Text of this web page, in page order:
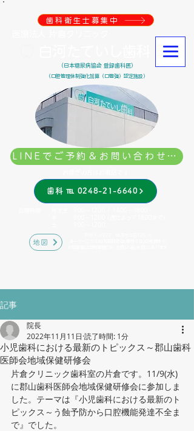
歯科衛生士募集中
（日本糖尿病協会 登録歯科医）
（口腔管理体制強化加算（口管強）認定施設）
LINEでご予約＆お問い合わせはこちら
歯科 ℡ 0248-21-6640
地図
記事
小児歯科における最新のトピックス～郡山歯科
医師会地域保健研修会
院長
2022年11月11日 読了時間: 1分
片倉クリニック歯科室の片倉です。11/9(水)
に郡山歯科医師会地域保健研修会に参加しま
した。テーマは『小児歯科における最新のト
ピックス～う蝕予防から口腔機能発達不全ま
で』でした。